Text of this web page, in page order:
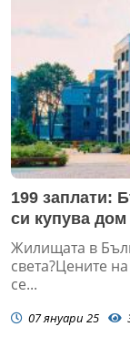
199 заплати:
си купува дом
Жилищата в
света?Цените
се...
07 януари 25